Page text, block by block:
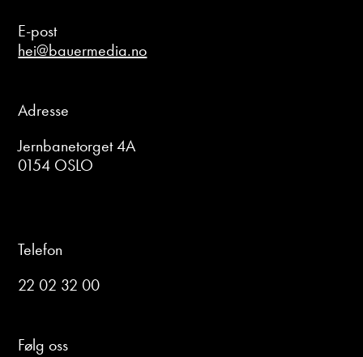
E-post
hei@bauermedia.no
Adresse
Jernbanetorget 4A
0154 OSLO
Telefon
22 02 32 00
Følg oss